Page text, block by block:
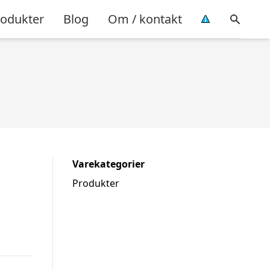
Blog Om / kontakt
Varekategorier
Produkter